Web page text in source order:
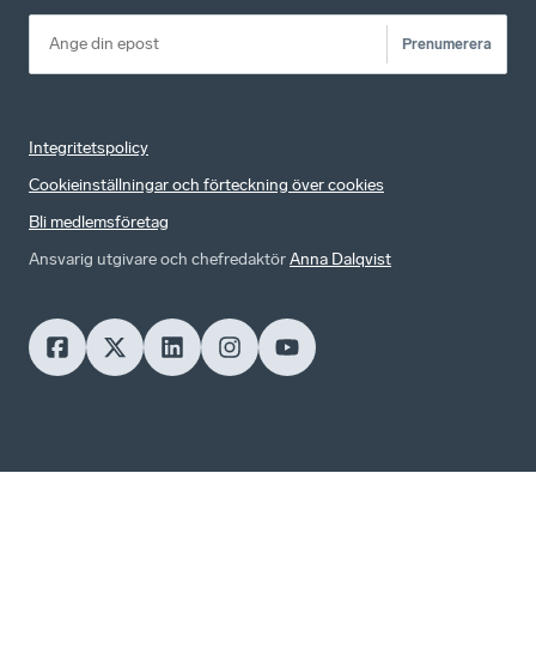
Prenumerera
Integritetspolicy
Cookieinställningar och förteckning över cookies
Bli medlemsföretag
Ansvarig utgivare och chefredaktörAnna Dalqvist